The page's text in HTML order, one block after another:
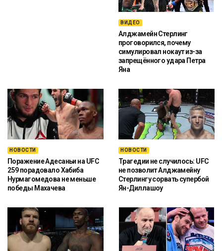
ВИДЕО
Алджамейн Стерлинг
проговорился, почему
симулировал нокаут из-за
запрещённого удара Петра
Яна
НОВОСТИ
Поражение Адесаньи на UFC
259 порадовало Хабиба
Нурмагомедова не меньше
победы Махачева
НОВОСТИ
Трагедии не случилось: UFC
не позволит Алджамейну
Стерлингу сорвать супербой
Ян-Диллашоу